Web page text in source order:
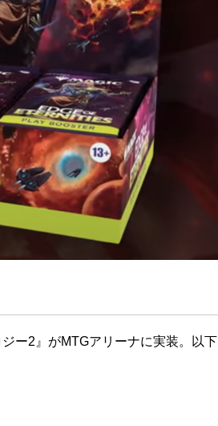
ー2』がMTGアリーナに実装。以下